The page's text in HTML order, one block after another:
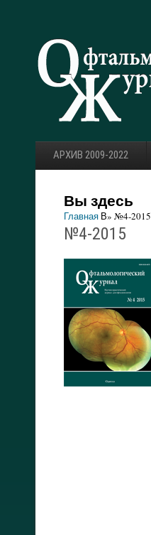
АРХИВ 2009-2022
Вы здесь
Главная В» №4-2015
№4-2015